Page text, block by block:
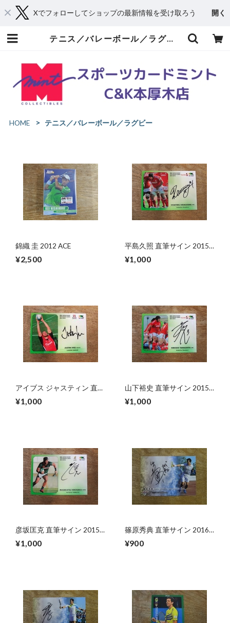
Xでフォローしてショップの最新情報を受け取ろう 開く
テニス／バレーボール／ラグビー | スポーツカードミントC&K本厚木店－オンラインショップ
HOME テニス／バレーボール／ラグビー
錦織 圭 2012 ACE
¥2,500
平島久照 直筆サイン 2015
ップリーグ
¥1,000
アイブス ジャスティン 直筆
ラグビー トップリーグ
¥1,000
山下裕史 直筆サイン 2015
プリーグ
¥1,000
彦坂匡克 直筆サイン 2015
BBM ジャパンラグビー ト
ップリーグ
¥1,000
篠原秀典 直筆サイン 2016
BBM マスターピース
¥900